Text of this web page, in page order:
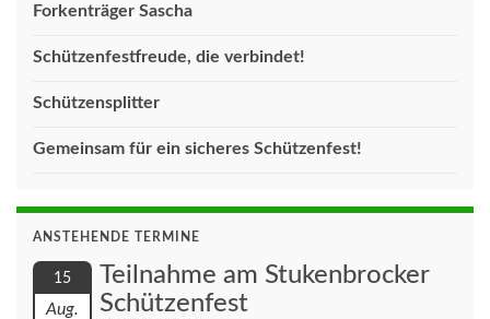
Forkenträger Sascha
Schützenfestfreude, die verbindet!
Schützensplitter
Gemeinsam für ein sicheres Schützenfest!
ANSTEHENDE TERMINE
15
Aug.
Teilnahme am Stukenbrocker
Schützenfest